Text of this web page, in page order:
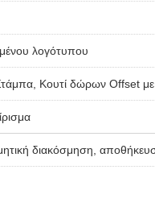
λογότυπου
Κουτί δώρων Offset με
διακόσμηση,